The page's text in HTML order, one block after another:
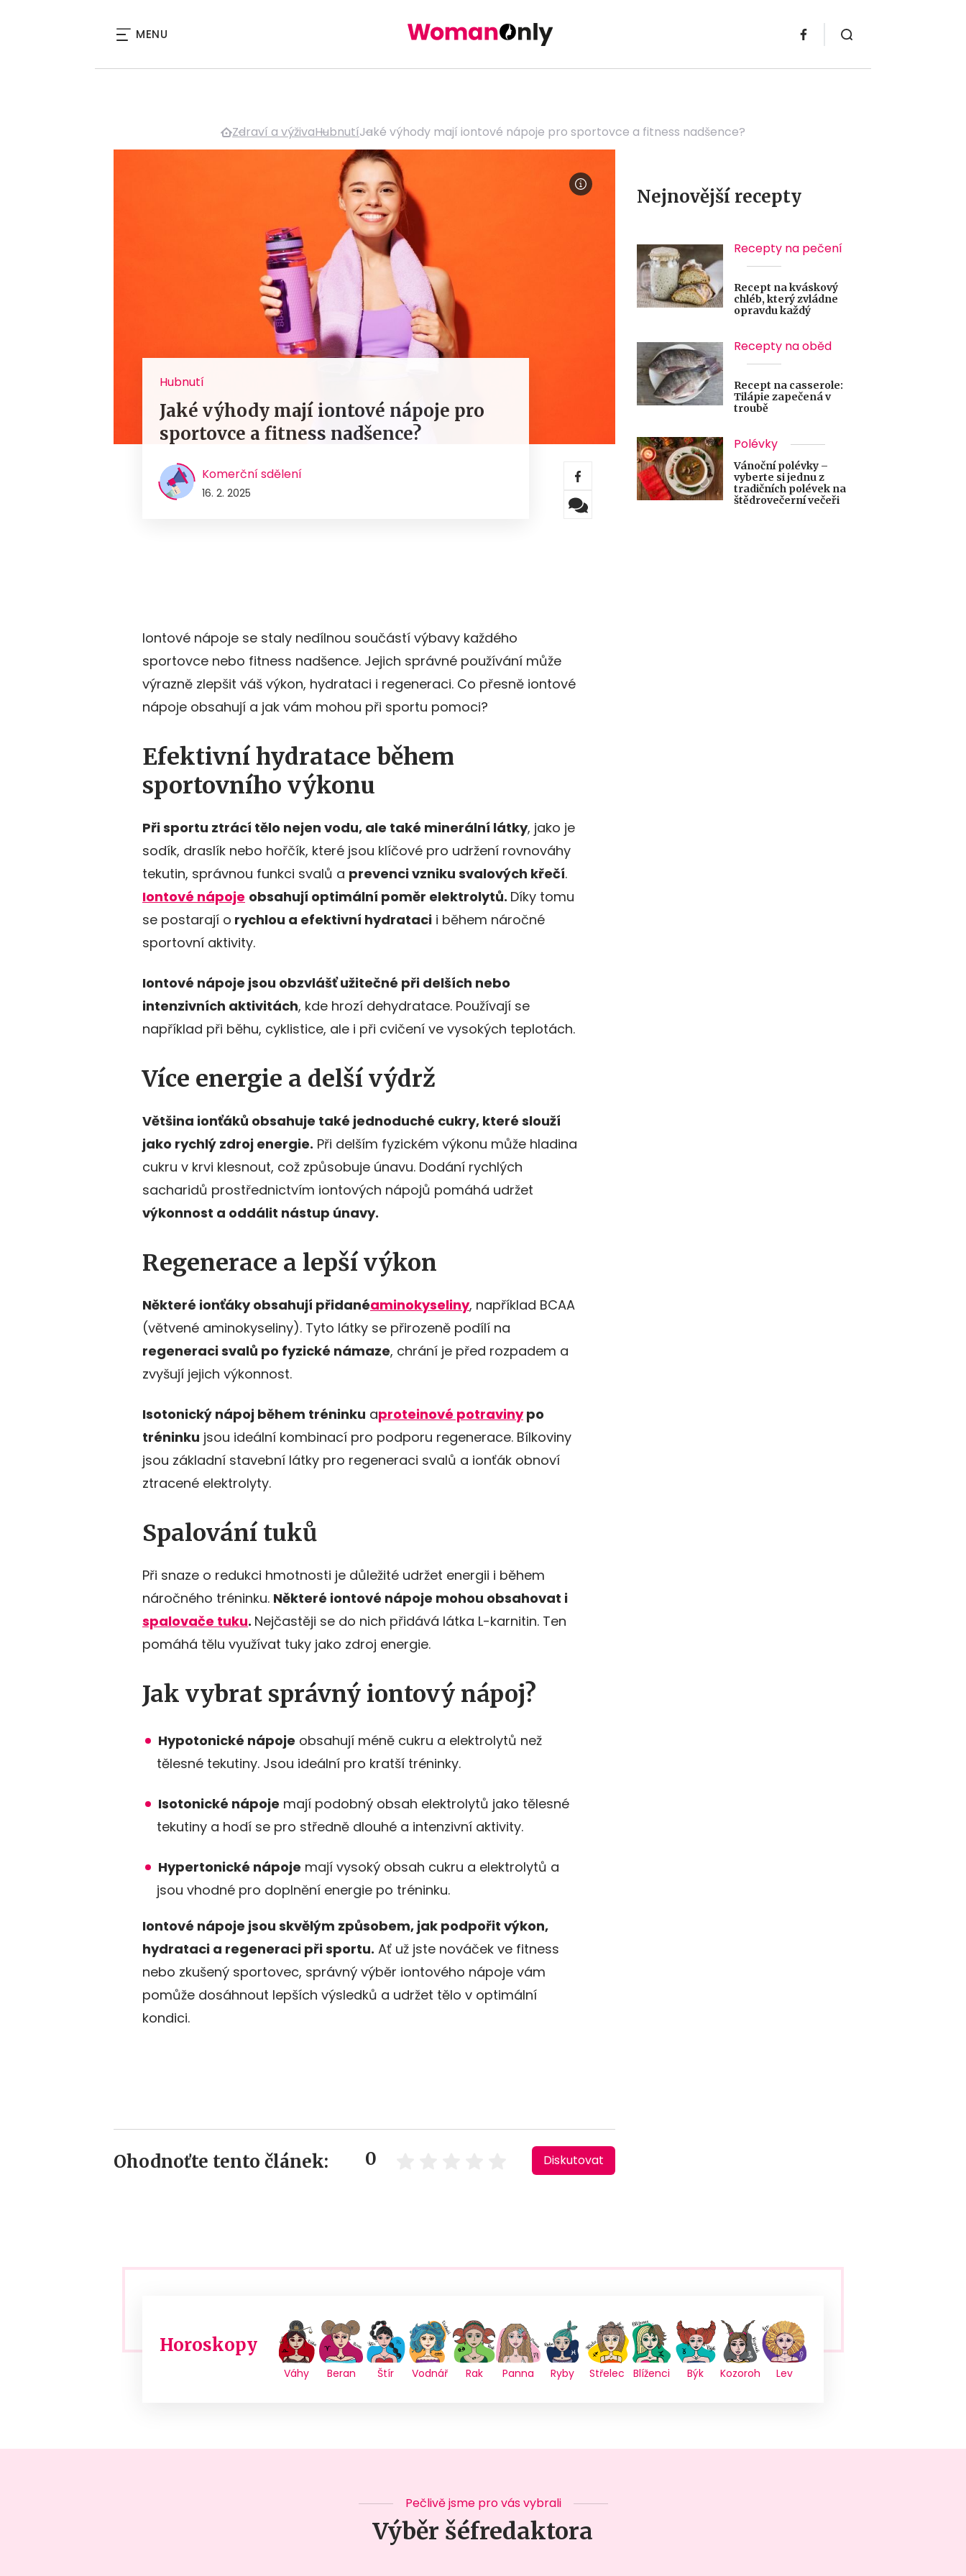
MENU
Zdraví a výživaHubnutíJaké výhody mají iontové nápoje pro sportovce a fitness nadšence?
Hubnutí
Jaké výhody mají iontové nápoje pro
sportovce a fitness nadšence?
Komerční sdělení
16. 2. 2025
Iontové nápoje se staly nedílnou součástí výbavy každého
sportovce nebo fitness nadšence. Jejich správné používání může
výrazně zlepšit váš výkon, hydrataci i regeneraci. Co přesně iontové
nápoje obsahují a jak vám mohou při sportu pomoci?
Efektivní hydratace během
sportovního výkonu
Při sportu ztrácí tělo nejen vodu, ale také minerální látky, jako je
sodík, draslík nebo hořčík, které jsou klíčové pro udržení rovnováhy
tekutin, správnou funkci svalů a prevenci vzniku svalových křečí.
Iontové nápoje obsahují optimální poměr elektrolytů. Díky tomu
se postarají o rychlou a efektivní hydrataci i během náročné
sportovní aktivity.
Iontové nápoje jsou obzvlášť užitečné při delších nebo
intenzivních aktivitách, kde hrozí dehydratace. Používají se
například při běhu, cyklistice, ale i při cvičení ve vysokých teplotách.
Více energie a delší výdrž
Většina ionťáků obsahuje také jednoduché cukry, které slouží
jako rychlý zdroj energie. Při delším fyzickém výkonu může hladina
cukru v krvi klesnout, což způsobuje únavu. Dodání rychlých
sacharidů prostřednictvím iontových nápojů pomáhá udržet
výkonnost a oddálit nástup únavy.
Regenerace a lepší výkon
Některé ionťáky obsahují přidanéaminokyseliny, například BCAA
(větvené aminokyseliny). Tyto látky se přirozeně podílí na
regeneraci svalů po fyzické námaze, chrání je před rozpadem a
zvyšují jejich výkonnost.
Isotonický nápoj během tréninku aproteinové potravinypo
tréninku jsou ideální kombinací pro podporu regenerace. Bílkoviny
jsou základní stavební látky pro regeneraci svalů a ionťák obnoví
ztracené elektrolyty.
Spalování tuků
Při snaze o redukci hmotnosti je důležité udržet energii i během
náročného tréninku. Některé iontové nápoje mohou obsahovat i
spalovače tuku. Nejčastěji se do nich přidává látka L-karnitin. Ten
pomáhá tělu využívat tuky jako zdroj energie.
Jak vybrat správný iontový nápoj?
Hypotonické nápoje obsahují méně cukru a elektrolytů než
tělesné tekutiny. Jsou ideální pro kratší tréninky.
Isotonické nápoje mají podobný obsah elektrolytů jako tělesné
tekutiny a hodí se pro středně dlouhé a intenzivní aktivity.
Hypertonické nápoje mají vysoký obsah cukru a elektrolytů a
jsou vhodné pro doplnění energie po tréninku.
Iontové nápoje jsou skvělým způsobem, jak podpořit výkon,
hydrataci a regeneraci při sportu. Ať už jste nováček ve fitness
nebo zkušený sportovec, správný výběr iontového nápoje vám
pomůže dosáhnout lepších výsledků a udržet tělo v optimální
kondici.
Ohodnoťte tento článek: 0 Diskutovat
Nejnovější recepty
Recepty na pečení
Recept na kváskový
chléb, který zvládne
opravdu každý
Recepty na oběd
Recept na casserole:
Tilápie zapečená v
troubě
Polévky
Vánoční polévky –
vyberte si jednu z
tradičních polévek na
štědrovečerní večeři
Horoskopy
Váhy Beran Štír Vodnář Rak Panna Ryby Střelec Blíženci Býk Kozoroh Lev
Pečlivě jsme pro vás vybrali
Výběr šéfredaktora